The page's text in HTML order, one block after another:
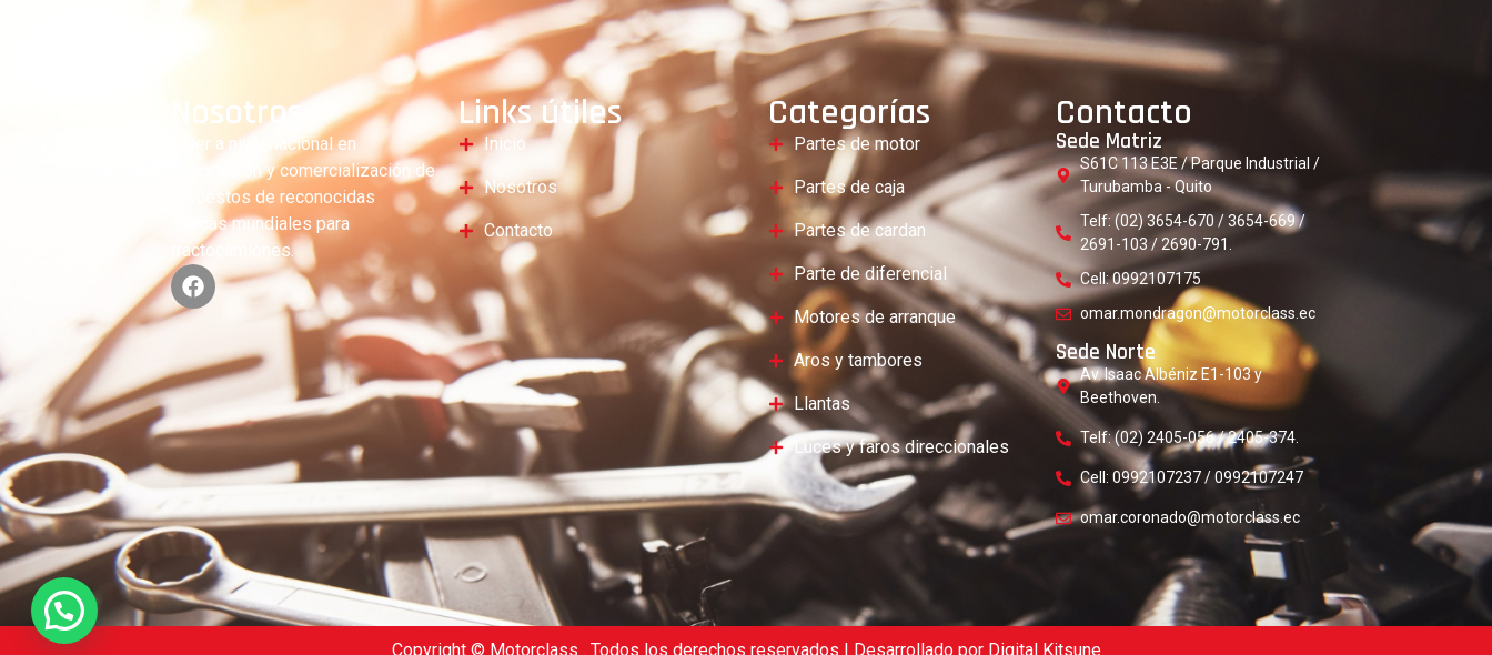
Nosotros
Líder a nivel nacional en
importación y comercialización de
repuestos de reconocidas
marcas mundiales para
tractocamiones.
Links útiles
Inicio
Nosotros
Contacto
Categorías
Partes de motor
Partes de caja
Partes de cardan
Parte de diferencial
Motores de arranque
Aros y tambores
Llantas
Luces y faros direccionales
Contacto
Sede Matriz
S61C 113 E3E / Parque Industrial /
Turubamba - Quito
Telf: (02) 3654-670 / 3654-669 /
2691-103 / 2690-791.
Cell: 0992107175
omar.mondragon@motorclass.ec
Sede Norte
Av. Isaac Albéniz E1-103 y
Beethoven.
Telf: (02) 2405-056 / 2405-374.
Cell: 0992107237 / 0992107247
omar.coronado@motorclass.ec
Copyright © Motorclass . Todos los derechos reservados | Desarrollado por Digital Kitsune